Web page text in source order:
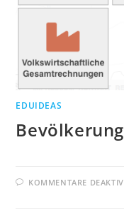
EDUIDEAS
KOMMENTARE